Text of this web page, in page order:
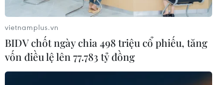
vietnamplus.vn
BIDV chốt ngày chia 498 triệu cổ phiếu, tăng
vốn điều lệ lên 77.783 tỷ đồng